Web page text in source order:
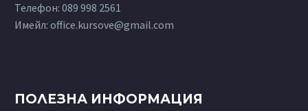
Телефон: 089 998 2561
Имейл: office.kursove@gmail.com
ПОЛЕЗНА ИНФОРМАЦИЯ